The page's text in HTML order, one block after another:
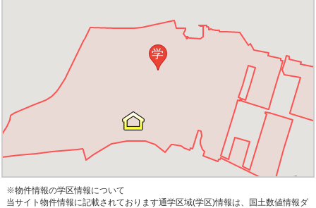
学
※物件情報の学区情報について
当サイト物件情報に記載されております通学区域(学区)情報は、国土数値情報ダ